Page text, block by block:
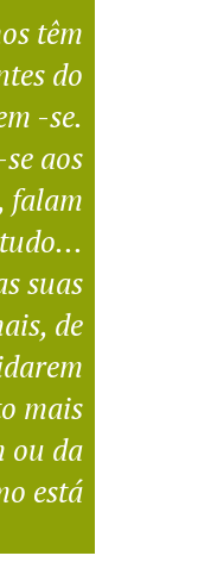
têm
do
-se.
aos
falam
suas
de
mais
ou da
está